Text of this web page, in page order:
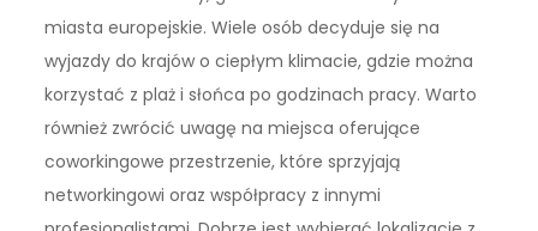
miasta europejskie. Wiele osób decyduje się na
wyjazdy do krajów o ciepłym klimacie, gdzie można
korzystać z plaż i słońca po godzinach pracy. Warto
również zwrócić uwagę na miejsca oferujące
coworkingowe przestrzenie, które sprzyjają
networkingowi oraz współpracy z innymi